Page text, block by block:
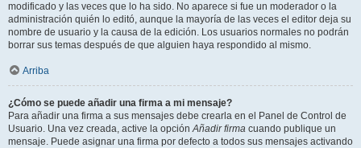
modificado y las veces que lo ha sido. No aparece si fue un moderador o la
administración quién lo editó, aunque la mayoría de las veces el editor deja su
nombre de usuario y la causa de la edición. Los usuarios normales no podrán
borrar sus temas después de que alguien haya respondido al mismo.
Arriba
¿Cómo se puede añadir una firma a mi mensaje?
Para añadir una firma a sus mensajes debe crearla en el Panel de Control de
Usuario. Una vez creada, active la opciónAñadir firma cuando publique un
mensaje. Puede asignar una firma por defecto a todos sus mensajes activando